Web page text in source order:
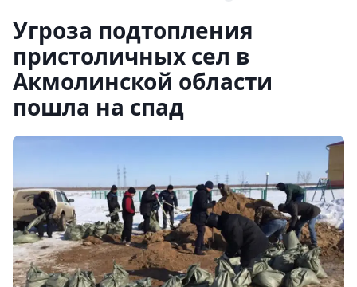
Угроза подтопления
пристоличных сел в
Акмолинской области
пошла на спад